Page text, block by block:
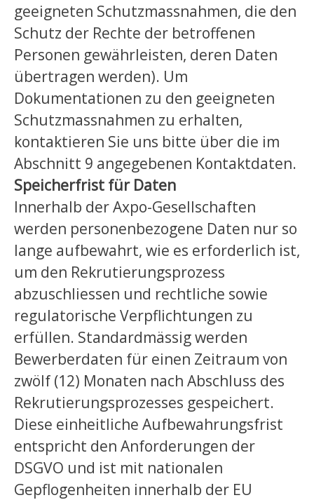
geeigneten Schutzmassnahmen, die den
Schutz der Rechte der betroffenen
Personen gewährleisten, deren Daten
übertragen werden). Um
Dokumentationen zu den geeigneten
Schutzmassnahmen zu erhalten,
kontaktieren Sie uns bitte über die im
Abschnitt 9 angegebenen Kontaktdaten.
Speicherfrist für Daten
Innerhalb der Axpo-Gesellschaften
werden personenbezogene Daten nur so
lange aufbewahrt, wie es erforderlich ist,
um den Rekrutierungsprozess
abzuschliessen und rechtliche sowie
regulatorische Verpflichtungen zu
erfüllen. Standardmässig werden
Bewerberdaten für einen Zeitraum von
zwölf (12) Monaten nach Abschluss des
Rekrutierungsprozesses gespeichert.
Diese einheitliche Aufbewahrungsfrist
entspricht den Anforderungen der
DSGVO und ist mit nationalen
Gepflogenheiten innerhalb der EU